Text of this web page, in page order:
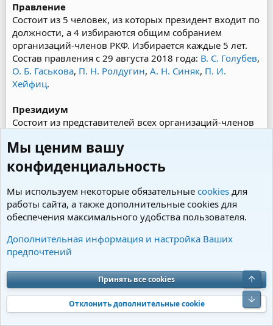
Правление
Состоит из 5 человек, из которых президент входит по
должности, а 4 избираются общим собранием
организаций-членов РКФ. Избирается каждые 5 лет.
Состав правления с 29 августа 2018 года: В. С. Голубев,
О. Б. Гаськова, П. Н. Ролдугин, А. Н. Синяк, П. И.
Хейфиц.
Президиум
Состоит из представителей всех организаций-членов
может быть от 1 до 3 человек. Президент РКФ по
должности является членом президиума. Избирается
каждые 5 лет. Состав президиума с 29 августа 2018
года.
Комиссии
В федерации созданы комиссии по разным
направлениям:
Племенная комиссия
Выставочная комиссия
Комиссия по рабочим качествам охотничьих
собак
Комиссия по дрессировке и испытаниям рабочих
Мы ценим вашу
конфиденциальность
Мы используем некоторые обязательные cookies для
работы сайта, а также дополнительные cookies для
обеспечения максимального удобства пользователя.
Дополнительная информация и настройка Ваших
предпочтений
Принять все cookies
Отклонить дополнительные cookie
Верх
Низ